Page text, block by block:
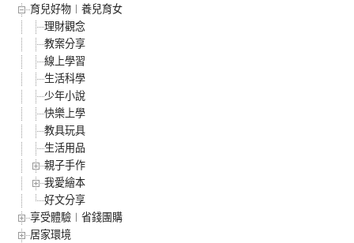
育兒好物︱養兒育女
理財觀念
教案分享
線上學習
生活科學
少年小說
快樂上學
教具玩具
生活用品
親子手作
我愛繪本
好文分享
享受體驗︱省錢團購
居家環境